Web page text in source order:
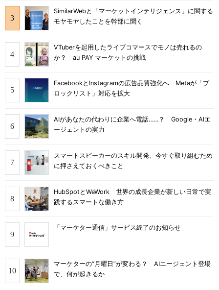
SimilarWebと「マーケットインテリジェンス」に関する
モヤモヤしたことを幹部に聞く
VTuberを起用したライブコマースでモノは売れるの
か？ au PAY マーケットの挑戦
FacebookとInstagramの広告品質強化へ Metaが「ブ
ロックリスト」対応を拡大
AIがあなたの代わりに企業へ電話……？ Google・AIエ
ージェントの実力
スマートスピーカーのスキル開発、今すぐ取り組むため
に押さえておくべきこと
HubSpotとWeWork 世界の成長企業が新しい日常で実
践するスマートな働き方
「マーケター通信」サービス終了のお知らせ
マーケターの“月曜日”が変わる？ AIエージェント登場
で、何が起きるか